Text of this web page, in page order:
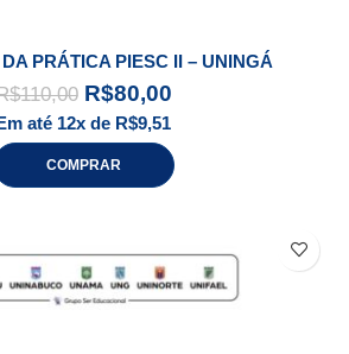
PRÁTICA PIESC II – UNINGÁ
110,00 R$80,00
até 12x de R$9,51
COMPRAR